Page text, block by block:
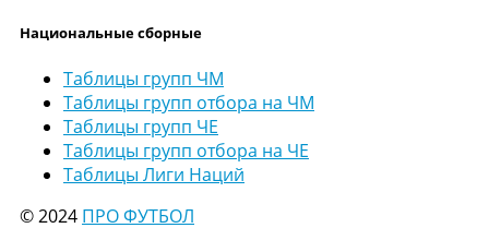
Национальные сборные
Таблицы групп ЧМ
Таблицы групп отбора на ЧМ
Таблицы групп ЧЕ
Таблицы групп отбора на ЧЕ
Таблицы Лиги Наций
© 2024 ПРО ФУТБОЛ